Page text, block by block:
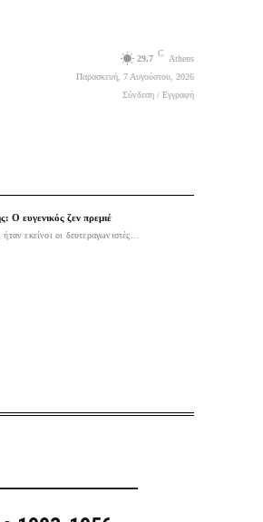
29.7
C
Athens
Παρασκευή, 7 Αυγούστου, 2026
Σύνδεση / Εγγραφή
Ο ευγενικός ζεν πρεμιέ
εκείνοι οι δευτεραγωνιστές...